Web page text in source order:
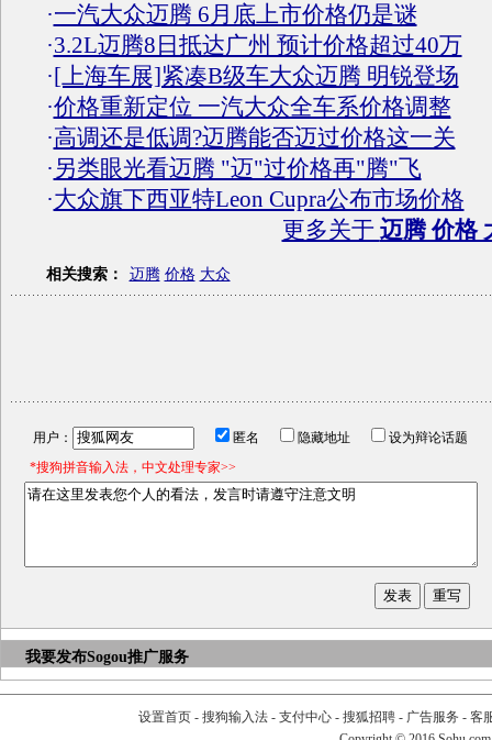
·一汽大众迈腾 6月底上市价格仍是谜
·3.2L迈腾8日抵达广州 预计价格超过40万
·[上海车展]紧凑B级车大众迈腾 明锐登场
·价格重新定位 一汽大众全车系价格调整
·高调还是低调?迈腾能否迈过价格这一关
· 另类眼光看迈腾 "迈"过价格再"腾"飞
·大众旗下西亚特Leon Cupra公布市场价格
更多关于 迈腾 价格
相关搜索： 迈腾 价格 大众
用户： 匿名 隐藏地址
设为辩论话题
*搜狗拼音输入法，中文处理专家>>
我要发布Sogou推广服务
设置首页- 搜狗输入法- 支付中心- 搜狐招聘- 广告服务 - 客